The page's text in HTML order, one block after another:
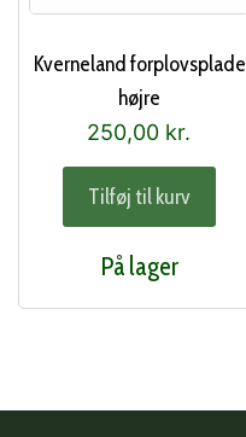
Kverneland forplovsplade
højre
250,00 kr.
Tilføj til kurv
På lager